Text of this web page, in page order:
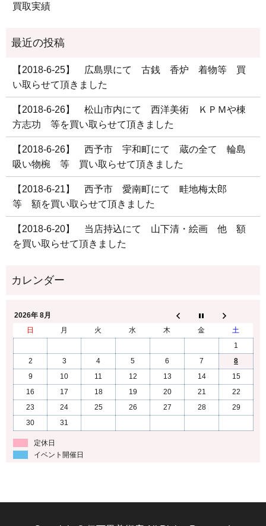
買取実績
【2018-6-25】 広島県にて 古銭 香炉 着物等 買
い取らせて頂きました
【2018-6-26】 松山市内にて 西洋美術 ＫＰＭや棟
方志功 等を買い取らせて頂きました
【2018-6-26】 西予市 宇和町にて 蔵の全て 輪島
吸い物椀 等 買い取らせて頂きました
【2018-6-21】 西予市 愛南町にて 畦地梅太郎
等 額を買い取らせて頂きました
【2018-6-20】 当店持込にて 山下清・絵画 他 額
を買い取らせて頂きました
2026年 8月
日
月 火 水 木 金
土
1
2
3 4 5 6 7
8
9
10 11 12 13 14
15
16
17 18 19 20 21
22
23
24 25 26 27 28
29
30
31
定休日
イベント開催日